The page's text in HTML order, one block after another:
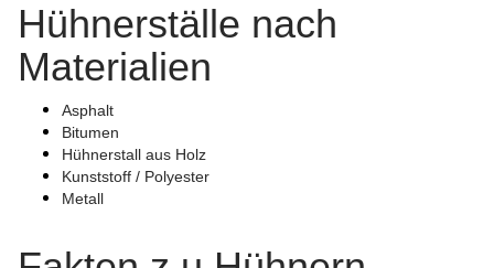
Hühnerställe nach
Materialien
Asphalt
Bitumen
Hühnerstall aus Holz
Kunststoff / Polyester
Metall